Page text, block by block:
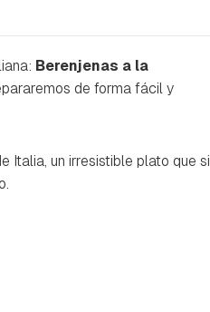
Berenjenas a la
de forma fácil y
Italia, un irresistible plato que si